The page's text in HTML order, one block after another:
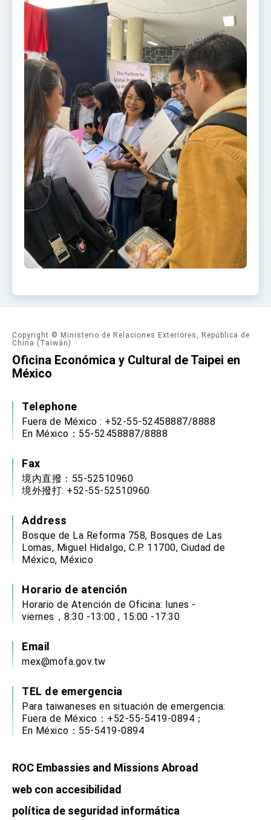
Copyright © Ministerio de Relaciones Exteriores, República de
China (Taiwán)
Oficina Económica y Cultural de Taipei en
México
Telephone
Fuera de México : +52-55-52458887/8888
En México：55-52458887/8888
Fax
境內直撥：55-52510960
境外撥打: +52-55-52510960
Address
Bosque de La Reforma 758, Bosques de Las
Lomas, Miguel Hidalgo, C.P. 11700, Ciudad de
México, México
Horario de atención
Horario de Atención de Oficina: lunes -
viernes，8:30 -13:00 , 15:00 -17:30
Email
mex@mofa.gov.tw
TEL de emergencia
Para taiwaneses en situación de emergencia:
Fuera de México：+52-55-5419-0894；
En México：55-5419-0894
ROC Embassies and Missions Abroad
web con accesibilidad
política de seguridad informática